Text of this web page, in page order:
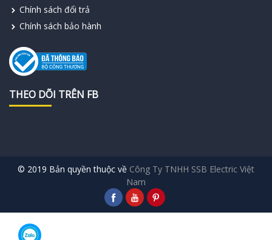
Chính sách đổi trả
Chính sách bảo hành
THEO DÕI TRÊN FB
© 2019 Bản quyền thuộc về Công Ty TNHH SSB Electric Việt
Nam